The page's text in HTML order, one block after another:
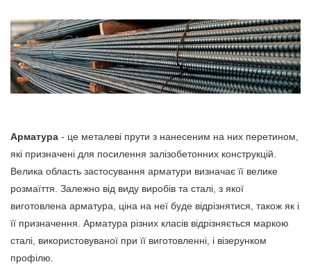
Арматура - це металеві прути з нанесеним на них перетином,
які призначені для посилення залізобетонних конструкцій.
Велика область застосування арматури визначає її велике
розмаїття. Залежно від виду виробів та сталі, з якої
виготовлена арматура, ціна на неї буде відрізнятися, також як і
її призначення. Арматура різних класів відрізняється маркою
сталі, використовуваної при її виготовленні, і візерунком
профілю.